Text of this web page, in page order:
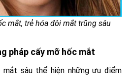
mắt, trẻ hóa đôi mắt trũng sâu
pháp cấy mỡ hốc mắt
mắt sâu thể hiện những ưu điểm